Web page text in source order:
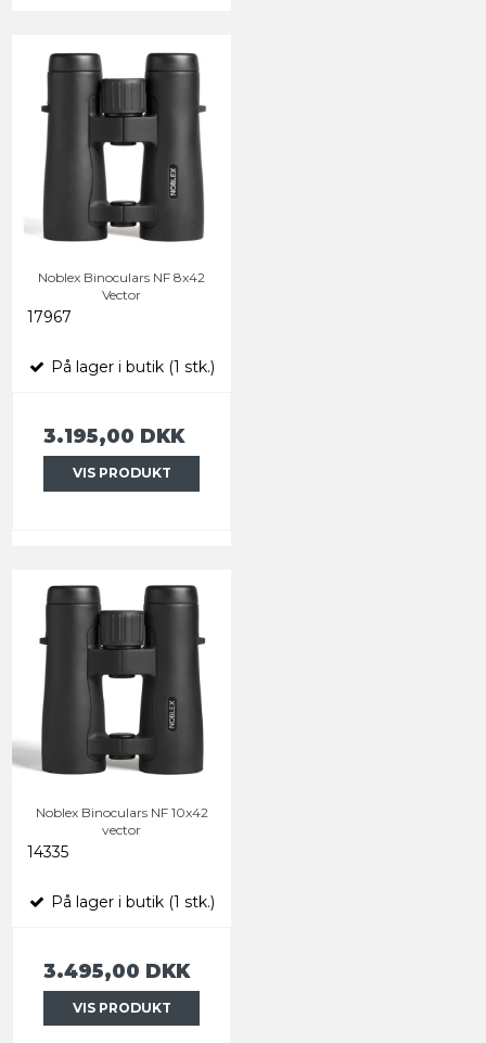
Noblex Binoculars NF 8x42
Vector
17967
På lager i butik (1 stk.)
3.195,00 DKK
VIS PRODUKT
Noblex Binoculars NF 10x42
vector
14335
På lager i butik (1 stk.)
3.495,00 DKK
VIS PRODUKT